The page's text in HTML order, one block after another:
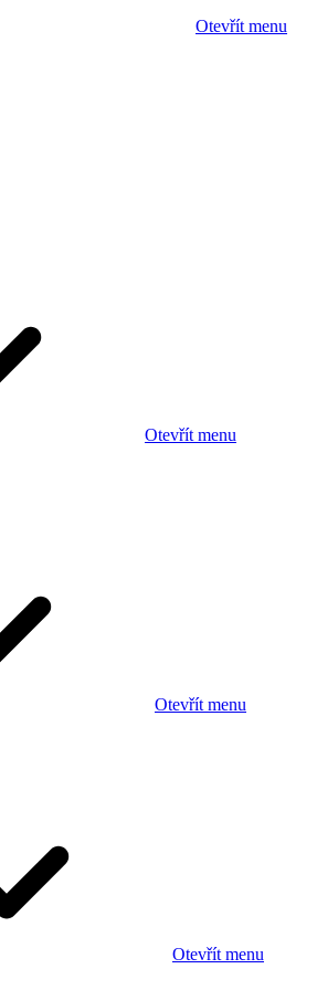
Otevřít menu
Otevřít menu
Otevřít menu
Otevřít menu